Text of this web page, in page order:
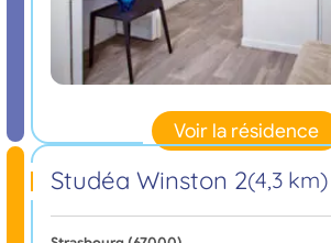
Voir la résidence
Studéa Winston 2(4,3 km)